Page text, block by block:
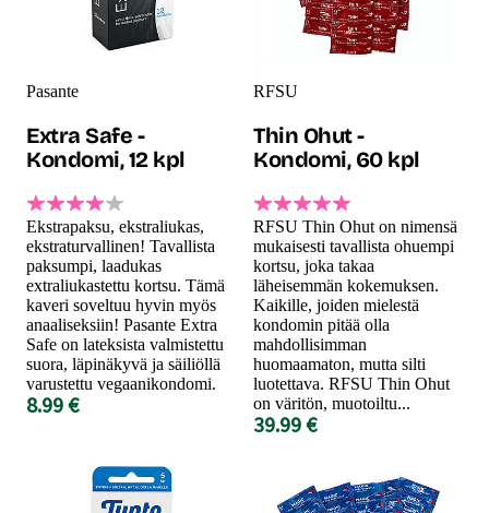
Pasante
Extra Safe -
Kondomi, 12 kpl
Ekstrapaksu, ekstraliukas,
ekstraturvallinen! Tavallista
paksumpi, laadukas
extraliukastettu kortsu. Tämä
kaveri soveltuu hyvin myös
anaaliseksiin! Pasante Extra
Safe on lateksista valmistettu
suora, läpinäkyvä ja säiliöllä
varustettu vegaanikondomi.
8.99 €
RFSU
Thin Ohut -
Kondomi, 60 kpl
RFSU Thin Ohut on nimensä
mukaisesti tavallista ohuempi
kortsu, joka takaa
läheisemmän kokemuksen.
Kaikille, joiden mielestä
kondomin pitää olla
mahdollisimman
huomaamaton, mutta silti
luotettava. RFSU Thin Ohut
on väritön, muotoiltu...
39.99 €